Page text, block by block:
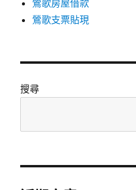
鶯歌房屋借款
鶯歌支票貼現
搜尋